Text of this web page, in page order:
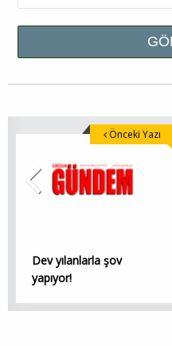
Dev yılanlarla şov
yapıyor!
Önceki Yazı